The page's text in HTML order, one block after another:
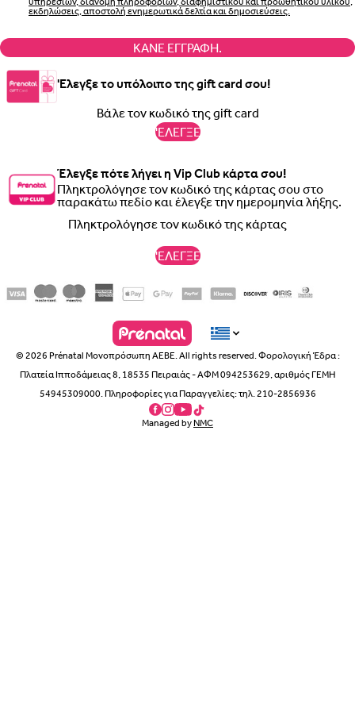
εκδηλώσεις, αποστολή ενημερωτικά δελτία και δημοσιεύσεις.
ΚΆΝΕ ΕΓΓΡΑΦΉ.
'Ελεγξε το υπόλοιπο της gift card σου!
'ΕΛΕΓΞΕ
Έλεγξε πότε λήγει η Vip Club κάρτα σου!
Πληκτρολόγησε τον κωδικό της κάρτας σου στο
παρακάτω πεδίο και έλεγξε την ημερομηνία λήξης.
'ΕΛΕΓΞΕ
© 2026 Prénatal Μονοπρόσωπη ΑΕΒΕ. All rights reserved. Φορολογική Έδρα :
Πλατεία Ιπποδάμειας 8, 18535 Πειραιάς - ΑΦΜ 094253629, αριθμός ΓΕΜΗ
54945309000. Πληροφορίες για Παραγγελίες: τηλ. 210-2856936
Managed byNMC